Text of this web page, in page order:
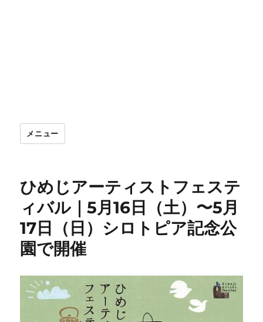
メニュー
ひめじアーティストフェステ
ィバル｜5月16日（土）〜5月
17日（日）シロトピア記念公
園で開催